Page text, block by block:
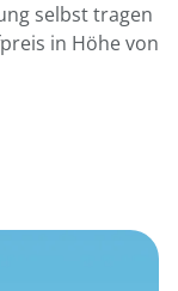
selbst tragen
in Höhe von